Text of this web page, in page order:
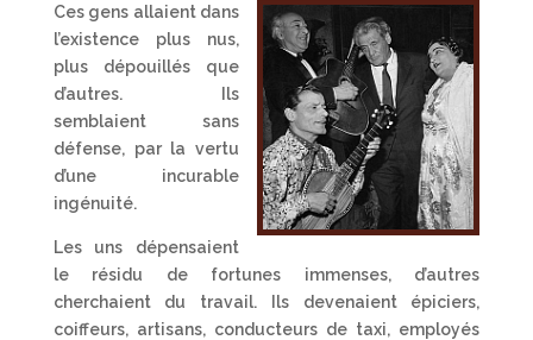
Ces gens allaient dans
l’existence plus nus,
plus dépouillés que
d’autres. Ils
semblaient sans
défense, par la vertu
d’une incurable
ingénuité.
Les uns dépensaient
le résidu de fortunes immenses, d’autres
cherchaient du travail. Ils devenaient épiciers,
coiffeurs, artisans, conducteurs de taxi, employés